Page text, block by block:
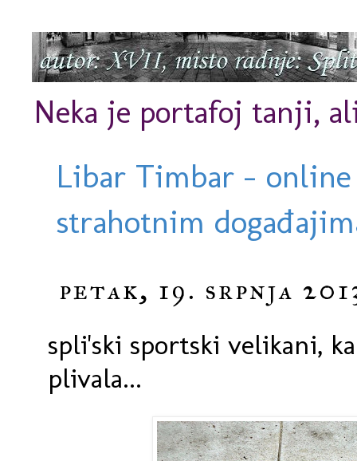
Neka je portafoj tanji,
Libar Timbar -
strahotnim
petak, 19. srpnja
spli'ski sportski velikani,
plivala...